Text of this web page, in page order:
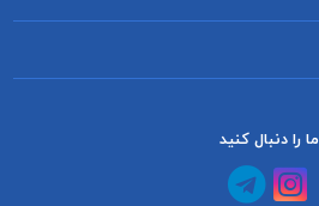
ما را دنبال کنید
کانال آپارات
کانال تلگرام